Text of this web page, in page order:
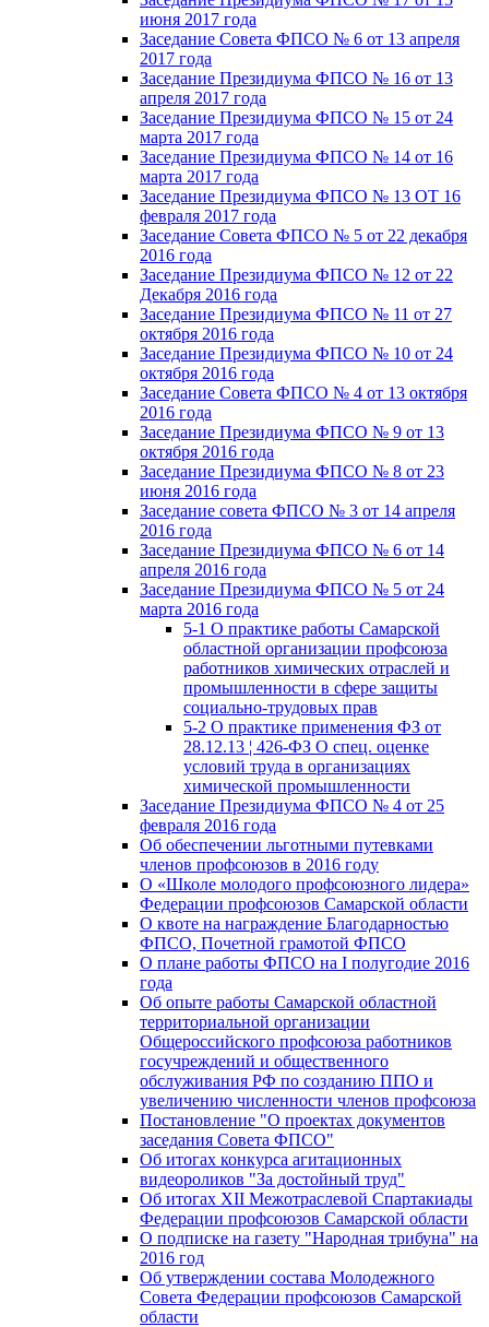
июня 2017 года
Заседание Совета ФПСО № 6 от 13 апреля
2017 года
Заседание Президиума ФПСО № 16 от 13
апреля 2017 года
Заседание Президиума ФПСО № 15 от 24
марта 2017 года
Заседание Президиума ФПСО № 14 от 16
марта 2017 года
Заседание Президиума ФПСО № 13 ОТ 16
февраля 2017 года
Заседание Совета ФПСО № 5 от 22 декабря
2016 года
Заседание Президиума ФПСО № 12 от 22
Декабря 2016 года
Заседание Президиума ФПСО № 11 от 27
октября 2016 года
Заседание Президиума ФПСО № 10 от 24
октября 2016 года
Заседание Совета ФПСО № 4 от 13 октября
2016 года
Заседание Президиума ФПСО № 9 от 13
октября 2016 года
Заседание Президиума ФПСО № 8 от 23
июня 2016 года
Заседание совета ФПСО № 3 от 14 апреля
2016 года
Заседание Президиума ФПСО № 6 от 14
апреля 2016 года
Заседание Президиума ФПСО № 5 от 24
марта 2016 года
5-1 О практике работы Самарской
областной организации профсоюза
работников химических отраслей и
промышленности в сфере защиты
социально-трудовых прав
5-2 О практике применения ФЗ от
28.12.13 ¦ 426-ФЗ О спец. оценке
условий труда в организациях
химической промышленности
Заседание Президиума ФПСО № 4 от 25
февраля 2016 года
Об обеспечении льготными путевками
членов профсоюзов в 2016 году
О «Школе молодого профсоюзного лидера»
Федерации профсоюзов Самарской области
О квоте на награждение Благодарностью
ФПСО, Почетной грамотой ФПСО
О плане работы ФПСО на I полугодие 2016
года
Об опыте работы Самарской областной
территориальной организации
Общероссийского профсоюза работников
госучреждений и общественного
обслуживания РФ по созданию ППО и
увеличению численности членов профсоюза
Постановление "О проектах документов
заседания Совета ФПСО"
Об итогах конкурса агитационных
видеороликов "За достойный труд"
Об итогах XII Межотраслевой Спартакиады
Федерации профсоюзов Самарской области
О подписке на газету "Народная трибуна" на
2016 год
Об утверждении состава Молодежного
Совета Федерации профсоюзов Самарской
области